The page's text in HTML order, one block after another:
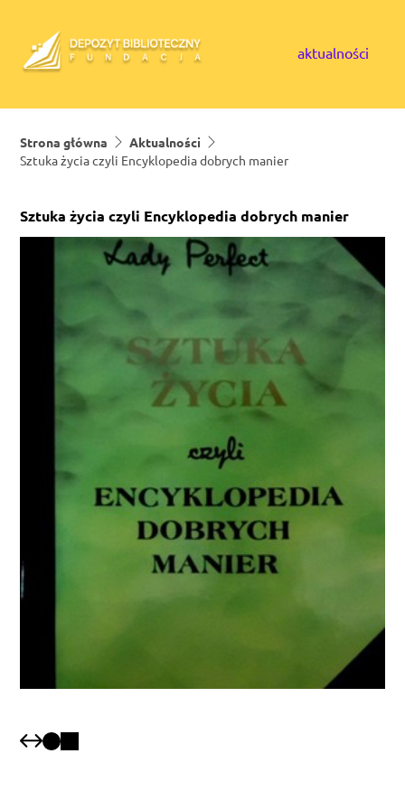
aktualności
Strona główna
Aktualności
Sztuka życia czyli Encyklopedia dobrych manier
Sztuka życia czyli Encyklopedia dobrych manier